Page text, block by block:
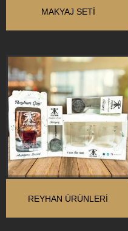
MAKYAJ SETİ
REYHAN ÜRÜNLERI